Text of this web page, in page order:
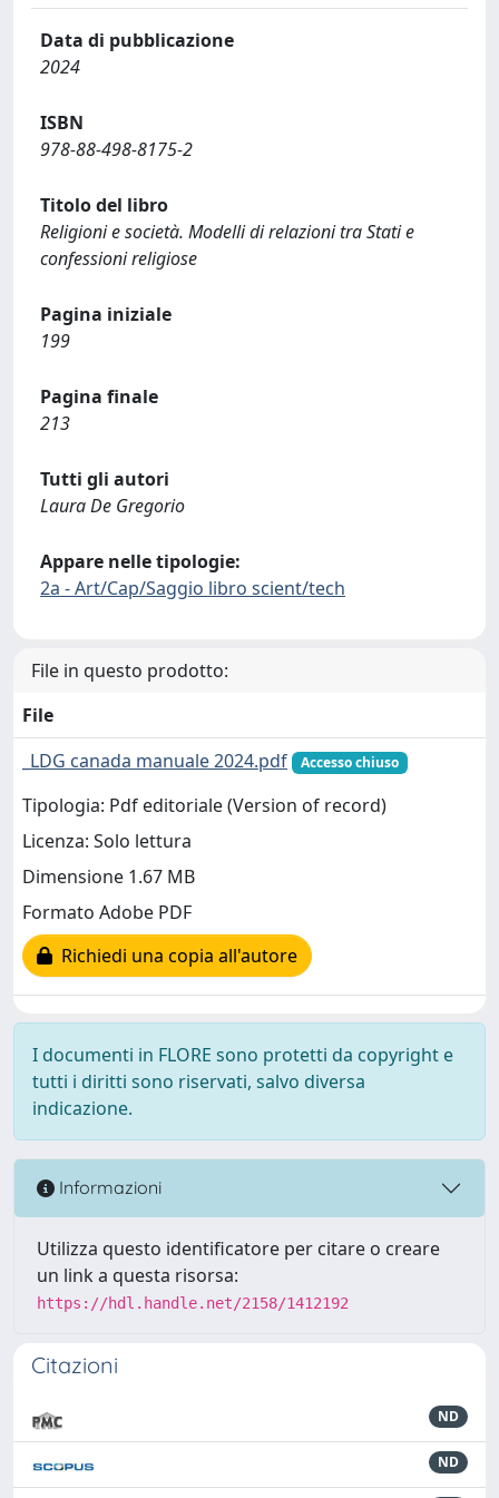
Data di pubblicazione
2024
ISBN
978-88-498-8175-2
Titolo del libro
Religioni e società. Modelli di relazioni tra Stati e
confessioni religiose
Pagina iniziale
199
Pagina finale
213
Tutti gli autori
Laura De Gregorio
Appare nelle tipologie:
2a - Art/Cap/Saggio libro scient/tech
File in questo prodotto:
File
_LDG canada manuale 2024.pdf
Accesso chiuso
Tipologia: Pdf editoriale (Version of record)
Licenza: Solo lettura
Dimensione 1.67 MB
Formato Adobe PDF
Richiedi una copia all'autore
I documenti in FLORE sono protetti da copyright e
tutti i diritti sono riservati, salvo diversa
indicazione.
Informazioni
Utilizza questo identificatore per citare o creare
un link a questa risorsa:
https://hdl.handle.net/2158/1412192
Citazioni
ND
ND